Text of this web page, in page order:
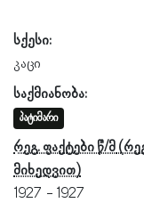
სქესი:
კაცი
საქმიანობა:
პატიმარი
რეგ. ფაქტები წ/მ
1927
1927